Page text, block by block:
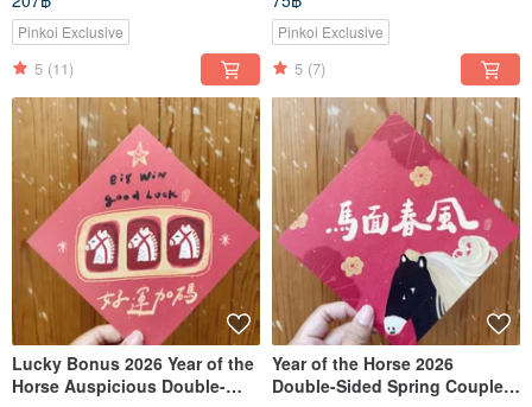
Pack of Six - Also a Greeting
Card Postcard
Pinkoi Exclusive
5 (11)
Spring Festival Couplets
(Doufang) _ Also a Postcard
Pinkoi Exclusive
5 (7)
Lucky Bonus 2026 Year of the
Horse Auspicious Double-
Year of the Horse 2026
Double-Sided Spring Couplets